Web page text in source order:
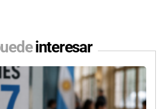
interesar